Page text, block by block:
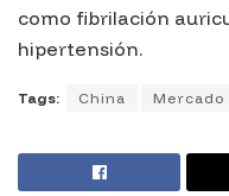
como fibrilación
hipertensión.
Tags: China Mercado